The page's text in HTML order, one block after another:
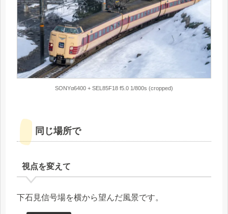
SONYα6400 + SEL85F18 f5.0 1/800s (cropped)
同じ場所で
視点を変えて
下石見信号場を横から望んだ風景です。